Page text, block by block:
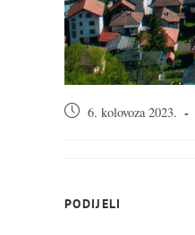
Objava6. kolovoza 2023.
PODIJELI